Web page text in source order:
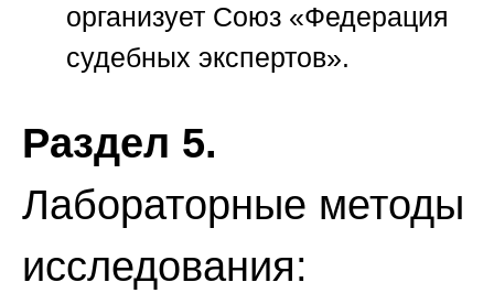
организует Союз «Федерация
судебных экспертов».
Раздел 5.
Лабораторные методы
исследования: